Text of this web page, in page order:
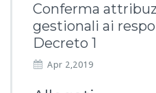
Conferma
gestionali ai
Decreto 1
Apr 2,2019